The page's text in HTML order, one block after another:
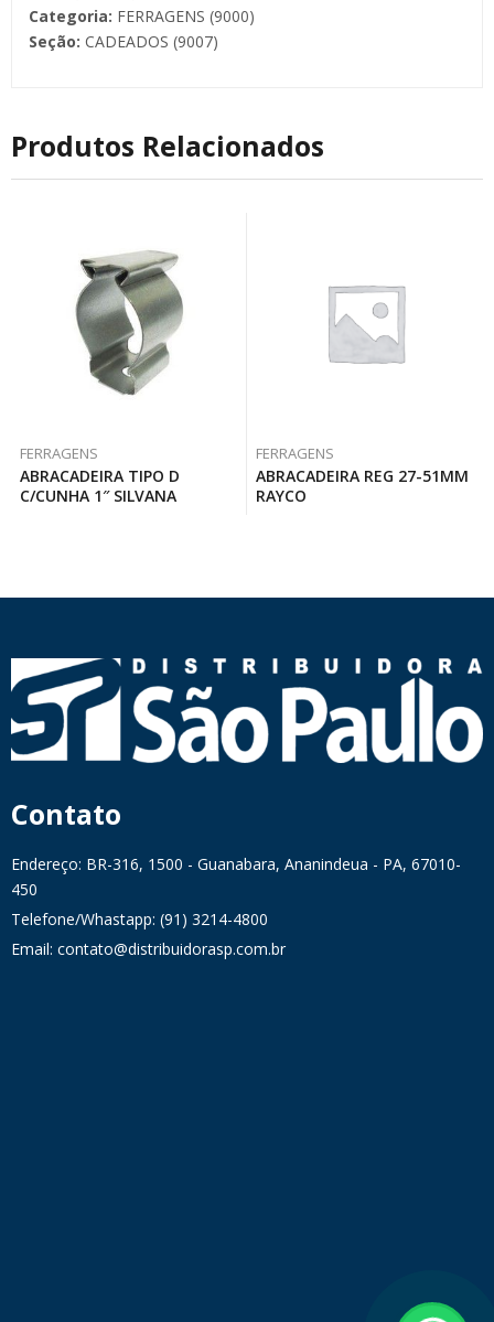
Categoria: FERRAGENS (9000)
Seção: CADEADOS (9007)
Produtos Relacionados
FERRAGENS
ABRACADEIRA TIPO D
C/CUNHA 1″ SILVANA
FERRAGENS
ABRACADEIRA REG 27-51MM
RAYCO
Contato
Endereço: BR-316, 1500 - Guanabara, Ananindeua - PA, 67010-
450
Telefone/Whastapp: (91) 3214-4800
Email: contato@distribuidorasp.com.br